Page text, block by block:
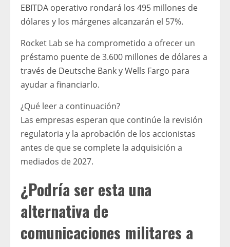
EBITDA operativo rondará los 495 millones de
dólares y los márgenes alcanzarán el 57%.
Rocket Lab se ha comprometido a ofrecer un
préstamo puente de 3.600 millones de dólares a
través de Deutsche Bank y Wells Fargo para
ayudar a financiarlo.
¿Qué leer a continuación?
Las empresas esperan que continúe la revisión
regulatoria y la aprobación de los accionistas
antes de que se complete la adquisición a
mediados de 2027.
¿Podría ser esta una
alternativa de
comunicaciones militares a